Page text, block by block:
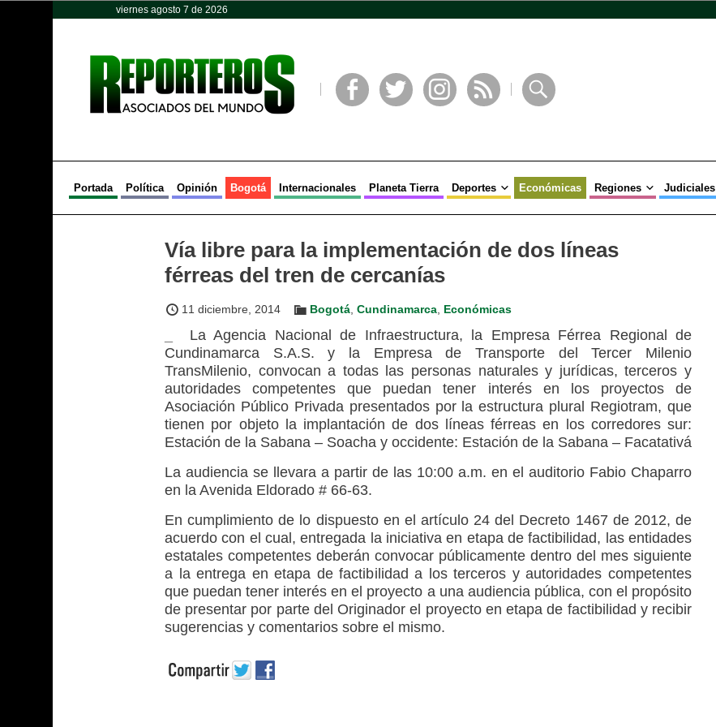
viernes agosto 7 de 2026
Portada Política Opinión Bogotá Internacionales Planeta Tierra Deportes Económicas Regiones Judiciales
Vía libre para la implementación de dos líneas
férreas del tren de cercanías
11 diciembre, 2014 Bogotá Cundinamarca Económicas
La Agencia Nacional de Infraestructura, la Empresa Férrea Regional de
Cundinamarca S.A.S. y la Empresa de Transporte del Tercer Milenio
TransMilenio, convocan a todas las personas naturales y jurídicas, terceros y
autoridades competentes que puedan tener interés en los proyectos de
Asociación Público Privada presentados por la estructura plural Regiotram, que
tienen por objeto la implantación de dos líneas férreas en los corredores sur:
Estación de la Sabana – Soacha y occidente: Estación de la Sabana – Facatativá
La audiencia se llevara a partir de las 10:00 a.m. en el auditorio Fabio Chaparro
en la Avenida Eldorado # 66-63.
En cumplimiento de lo dispuesto en el artículo 24 del Decreto 1467 de 2012, de
acuerdo con el cual, entregada la iniciativa en etapa de factibilidad, las entidades
estatales competentes deberán convocar públicamente dentro del mes siguiente
a la entrega en etapa de factibilidad a los terceros y autoridades competentes
que puedan tener interés en el proyecto a una audiencia pública, con el propósito
de presentar por parte del Originador el proyecto en etapa de factibilidad y recibir
sugerencias y comentarios sobre el mismo.
Opinión Política